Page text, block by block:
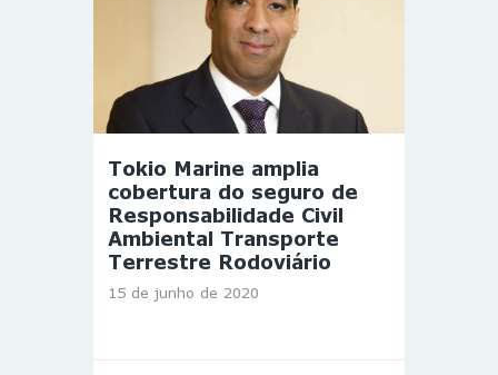
Tokio Marine amplia
cobertura do seguro de
Responsabilidade Civil
Ambiental Transporte
Terrestre Rodoviário
15 de junho de 2020